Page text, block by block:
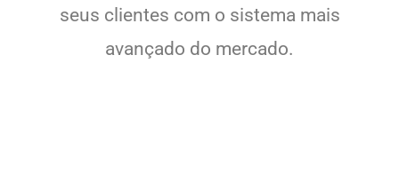
seus clientes com o sistema mais
avançado do mercado.